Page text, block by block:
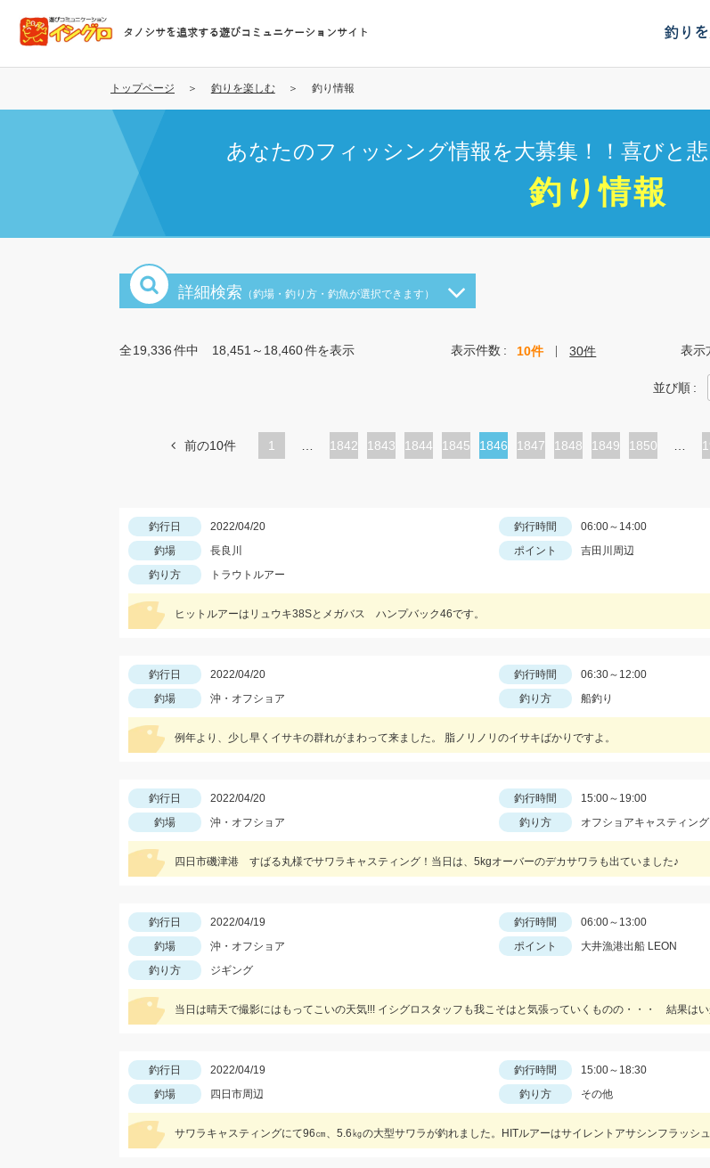
コ
テ
タノシサを追求する遊びコミュニケーションサイト 釣り
トップページ 釣りを楽しむ 釣り情報
あなたのフィッシング情報を大募集！！喜びと
釣り情報
詳細検索 （釣場・釣り方・釣魚が選択できます）
全19,336件中 18,451～18,460件を表示 表示件数 10件 30件 表示
並び順
前の10件 1
ペ
1842
ペ
1843
ペ
1844
ペ
1845
カ
1846
ペ
1847
ペ
1848
ペ
1849
ペ
1850
釣行日 2022/04/20 釣行時間
06:00～14:00
釣場
長良川 ポイント
吉田川周辺
釣り方
トラウトルアー
ヒットルアーはリュウキ38Sとメガバス ハンプバック46です。
釣行日 2022/04/20 釣行時間
06:30～12:00
釣場
沖・オフショア 釣り方 船釣り
例年より、少し早くイサキの群れがまわって来ました。 脂ノリノリのイサキばかりですよ。
釣行日 2022/04/20 釣行時間
15:00～19:00
釣場
沖・オフショア 釣り方 オフショアキャスティング
四日市磯津港 すばる丸様でサワラキャスティング！当日は、5kgオーバーのデカサワラも出ていました♪
釣行日 2022/04/19 釣行時間
06:00～13:00
釣場
沖・オフショア ポイント
大井漁港出船 LEON
釣り方
ジギング
当日は晴天で撮影にはもってこいの天気!!! イシグロスタッフも我こそはと気張っていくものの・・・ 結果はい
釣行日 2022/04/19 釣行時間
15:00～18:30
釣場
四日市周辺 釣り方 その他
サワラキャスティングにて96㎝、5.6㎏の大型サワラが釣れました。HITルアーはサイレントアサシンフラッシ